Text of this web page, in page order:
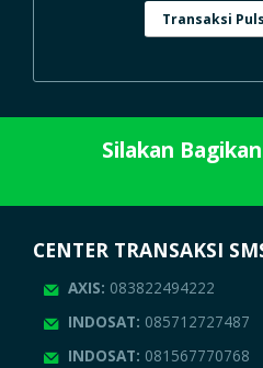
Transaksi
Silakan
CENTER TRANSAKSI
AXIS: 083822494222
INDOSAT: 085712727487
INDOSAT: 081567770768